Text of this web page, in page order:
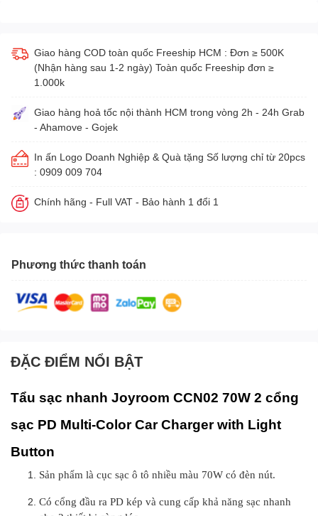
Giao hàng COD toàn quốc Freeship HCM : Đơn ≥ 500K
(Nhận hàng sau 1-2 ngày) Toàn quốc Freeship đơn ≥
1.000k
Giao hàng hoả tốc nội thành HCM trong vòng 2h - 24h Grab
- Ahamove - Gojek
In ấn Logo Doanh Nghiệp & Quà tặng Số lượng chỉ từ 20pcs
: 0909 009 704
Chính hãng - Full VAT - Bảo hành 1 đổi 1
Phương thức thanh toán
ĐẶC ĐIỂM NỔI BẬT
Tẩu sạc nhanh Joyroom CCN02 70W 2 cổng
sạc PD Multi-Color Car Charger with Light
Button
Sản phẩm là cục sạc ô tô nhiều màu 70W có đèn nút.
Có cổng đầu ra PD kép và cung cấp khả năng sạc nhanh